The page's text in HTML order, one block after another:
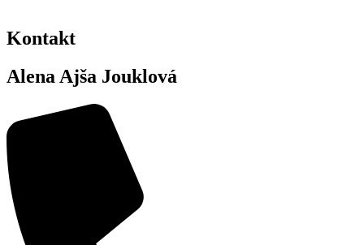
Kontakt
Alena Ajša Jouklová